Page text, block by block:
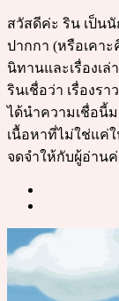
สวัสดีค่ะ ริน เป็น
ปากกา (หรือเคา
นิทานและเรื่องเ
รินเชื่อว่า เรื่องร
ได้นำความเชื่อนี้
เนื้อหาที่ไม่ใช่แค่
จดจำให้กับผู้อ่านค่
Post
navigation